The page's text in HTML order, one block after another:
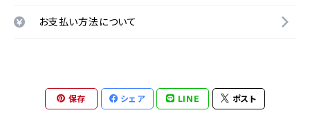
お支払い方法について
保存 シェア LINE ポスト